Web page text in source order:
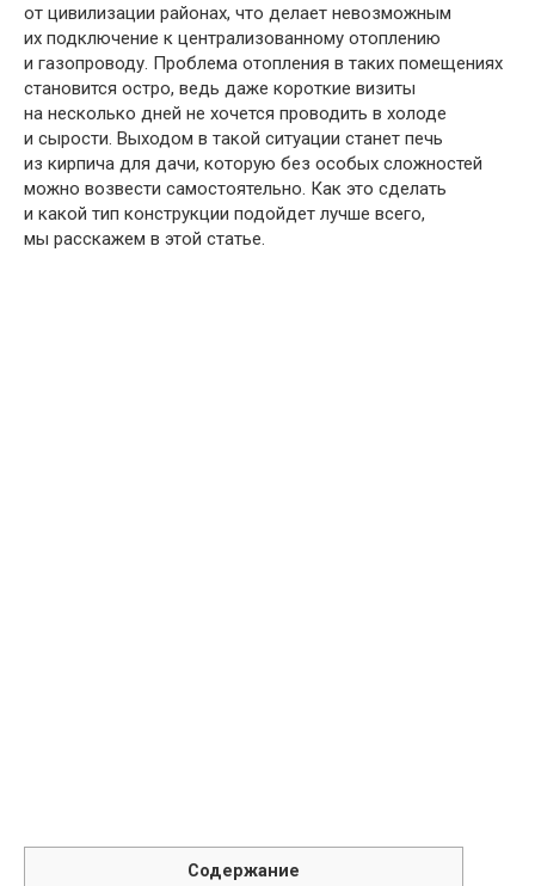
от цивилизации районах, что делает невозможным
их подключение к централизованному отоплению
и газопроводу. Проблема отопления в таких помещениях
становится остро, ведь даже короткие визиты
на несколько дней не хочется проводить в холоде
и сырости. Выходом в такой ситуации станет печь
из кирпича для дачи, которую без особых сложностей
можно возвести самостоятельно. Как это сделать
и какой тип конструкции подойдет лучше всего,
мы расскажем в этой статье.
Содержание